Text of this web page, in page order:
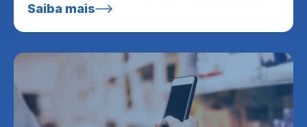
Saiba mais